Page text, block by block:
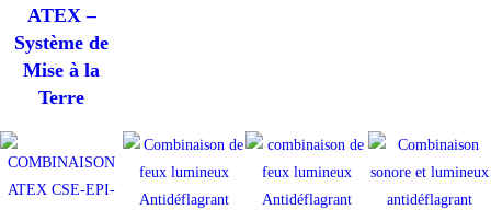
ATEX –
Système de
Mise à la
Terre